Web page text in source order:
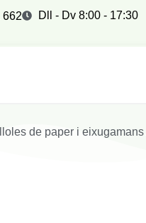
662 Dll - Dv 8:00 - 17:30
de paper i eixugamans